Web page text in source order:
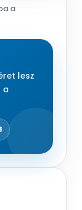
a
lesz
a